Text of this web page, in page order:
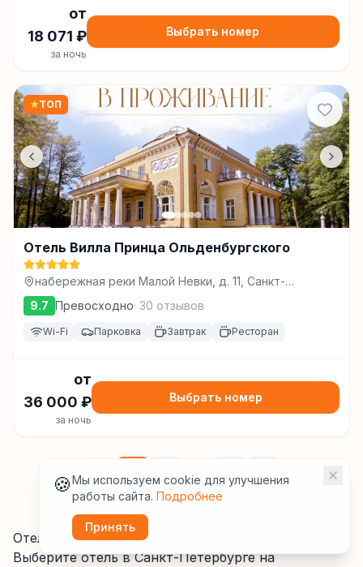
от
18 071 ₽
за ночь
Выбрать номер
★ТОП
Отель Вилла Принца Ольденбургского
набережная реки Малой Невки, д. 11, Санкт-
Петербург
9.7 Превосходно· 30 отзывов
Wi-Fi Парковка Завтрак Ресторан
от
36 000 ₽
за ночь
Выбрать номер
Отели Санкт-Петербурга на карте
Выберите отельв Санкт-Петербургена
🍪Мы используем cookie для улучшения
работы сайта. Подробнее
Принять